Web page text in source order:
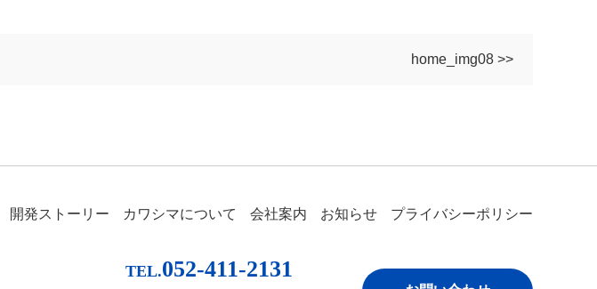
home_img08 >>
開発ストーリー カワシマについて 会社案内 お知らせ プライバシーポリシー
TEL.052-411-2131